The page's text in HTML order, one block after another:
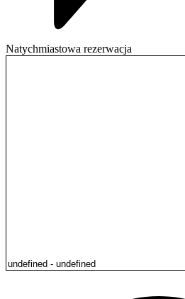
Natychmiastowa rezerwacja